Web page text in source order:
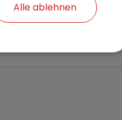
Alle ablehnen